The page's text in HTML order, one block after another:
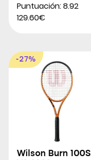
Puntuación: 8.92
129.60€
-27%
Wilson Burn 100S